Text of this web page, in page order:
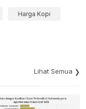
Harga Kopi
Lihat Semua